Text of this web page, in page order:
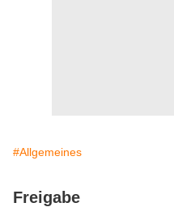
#Allgemeines
Freigabe